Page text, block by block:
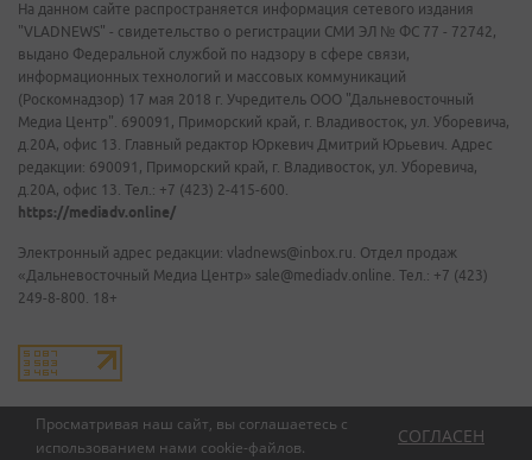
Просматривая наш сайт, вы соглашаетесь с
использованием нами cookie-файлов.
СОГЛАСЕН
На данном сайте распространяется информация сетевого издания
"VLADNEWS" - свидетельство о регистрации СМИ ЭЛ № ФС 77 - 72742,
выдано Федеральной службой по надзору в сфере связи,
информационных технологий и массовых коммуникаций
(Роскомнадзор) 17 мая 2018 г. Учредитель ООО "Дальневосточный
Медиа Центр". 690091, Приморский край, г. Владивосток, ул. Уборевича,
д.20А, офис 13. Главный редактор Юркевич Дмитрий Юрьевич. Адрес
редакции: 690091, Приморский край, г. Владивосток, ул. Уборевича,
д.20А, офис 13. Тел.: +7 (423) 2-415-600.
https://mediadv.online/
Электронный адрес редакции: vladnews@inbox.ru. Отдел продаж
«Дальневосточный Медиа Центр» sale@mediadv.online. Тел.: +7 (423)
249-8-800. 18+